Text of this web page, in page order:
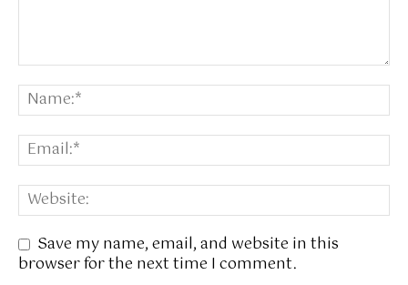
Save my name, email, and website in this
browser for the next time I comment.